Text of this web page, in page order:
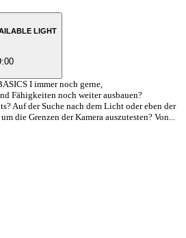
LIGHT
I immer noch gerne,
Fähigkeiten noch weiter ausbauen?
Auf der Suche nach dem Licht oder eben der
die Grenzen der Kamera auszutesten? Von...